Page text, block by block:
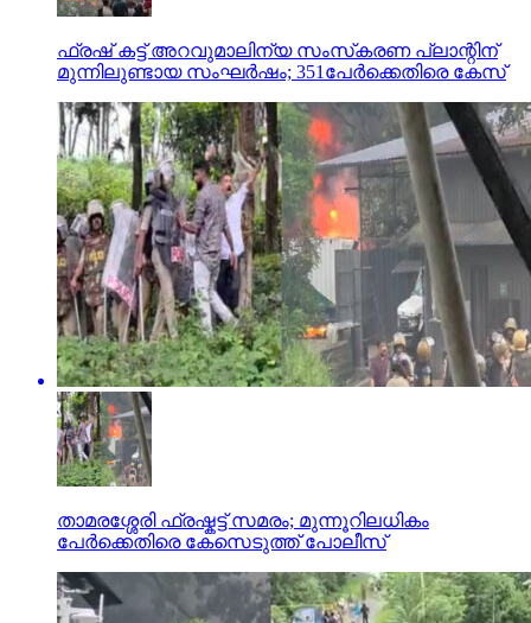
ഫ്രഷ് കട്ട് അറവുമാലിന്യ സംസ്‌കരണ പ്ലാന്റിന്
മുന്നിലുണ്ടായ സംഘര്‍ഷം; 351പേര്‍ക്കെതിരെ കേസ്
താമരശ്ശേരി ഫ്രഷ്കട്ട് സമരം; മുന്നൂറിലധികം
പേർക്കെതിരെ കേസെടുത്ത് പോലീസ്